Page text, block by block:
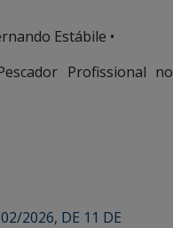
Estábile •
Profissional no
2026, DE 11 DE